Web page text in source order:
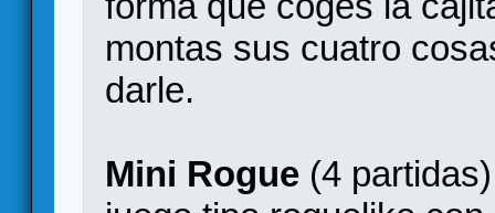
montas sus cuatro
darle.
Mini Rogue (4